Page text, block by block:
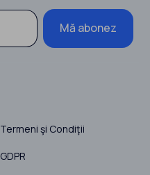
Mă abonez
Termeni şi Condiţii
GDPR